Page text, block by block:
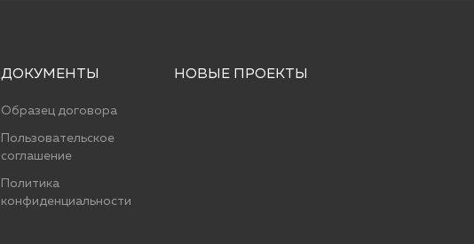
ДОКУМЕНТЫ
Образец договора
Пользовательское
соглашение
Политика
конфиденциальности
НОВЫЕ ПРОЕКТЫ